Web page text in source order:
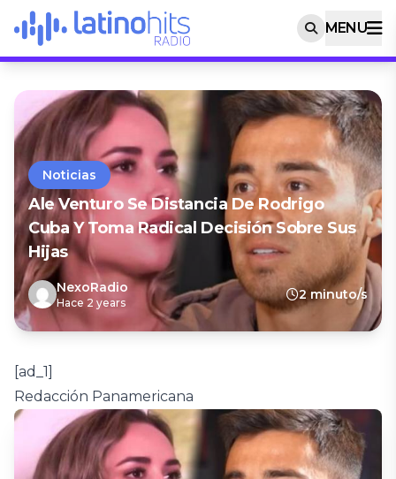
MENU
Noticias
Ale Venturo Se Distancia De Rodrigo
Cuba Y Toma Radical Decisión Sobre Sus
Hijas
NexoRadio
Hace 2 years
2 minuto/s
[ad_1]
Redacción Panamericana